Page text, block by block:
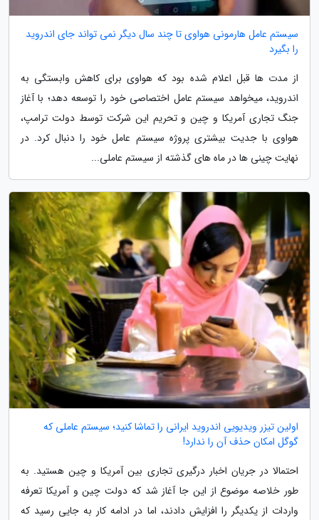
سیستم عامل هارمونی هواوی تا چند سال دیگر نمی تواند جای اندروید
را بگیرد
از مدت ها قبل اعلام شده بود که هواوی برای کاهش وابستگی به
اندروید، میخواهد سیستم عامل اختصاصی خود را توسعه دهد؛ با آغاز
جنگ تجاری آمریکا و چین و تحریم این شرکت توسط دولت ترامپ،
هواوی با جدیت بیشتری پروژه سیستم عامل خود را دنبال کرد. در
نهایت چینی ها در ماه های گذشته از سیستم عاملی...
اولین تیزر ویدیویی اندروید ایرانی را تماشا کنید؛ سیستم عاملی که
گوگل امکان حذف آن را ندارد!
احتمالا در جریان اخبار درگیری تجاری بین آمریکا و چین هستید. به
طور خلاصه موضوع از این جا آغاز شد که دولت چین و آمریکا تعرفه
واردات از یکدیگر را افزایش دادند، اما در ادامه کار به جایی رسید که